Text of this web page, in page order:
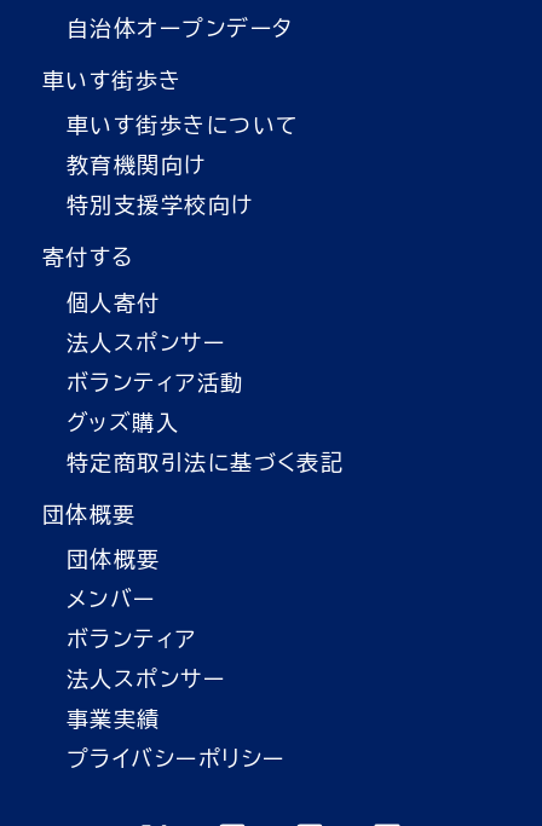
自治体オープンデータ
車いす街歩き
車いす街歩きについて
教育機関向け
特別支援学校向け
寄付する
個人寄付
法人スポンサー
ボランティア活動
グッズ購入
特定商取引法に基づく表記
団体概要
団体概要
メンバー
ボランティア
法人スポンサー
事業実績
プライバシーポリシー